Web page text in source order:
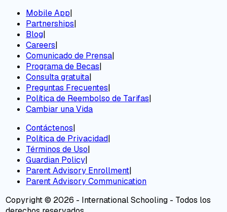
Mobile App|
Partnerships|
Blog|
Careers|
Comunicado de Prensa|
Programa de Becas|
Consulta gratuita|
Preguntas Frecuentes|
Política de Reembolso de Tarifas|
Cambiar una Vida
Contáctenos|
Política de Privacidad|
Términos de Uso|
Guardian Policy|
Parent Advisory Enrollment|
Parent Advisory Communication
Copyright © 2026 - International Schooling - Todos los